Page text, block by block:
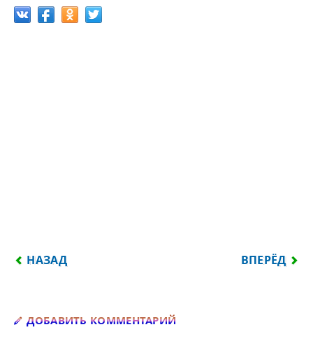
ПРЕДЫДУЩИЙ: АХ, КАК ЖЕ ЭТО ВАЖНО, КАК ЖЕ
НАЗАД ВПЕРЁД
ДОБАВИТЬ КОММЕНТАРИЙ